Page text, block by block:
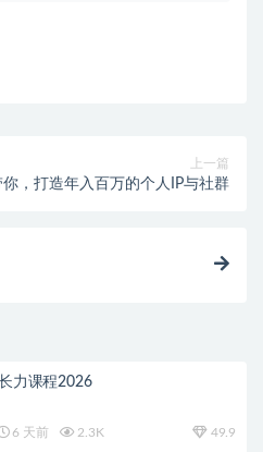
上一篇
，打造年入百万的个人IP与社群
力课程2026
6 天前 2.3K 49.9